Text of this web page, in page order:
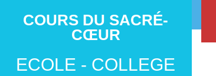
COURS DU SACRÉ-
CŒUR
ECOLE - COLLEGE